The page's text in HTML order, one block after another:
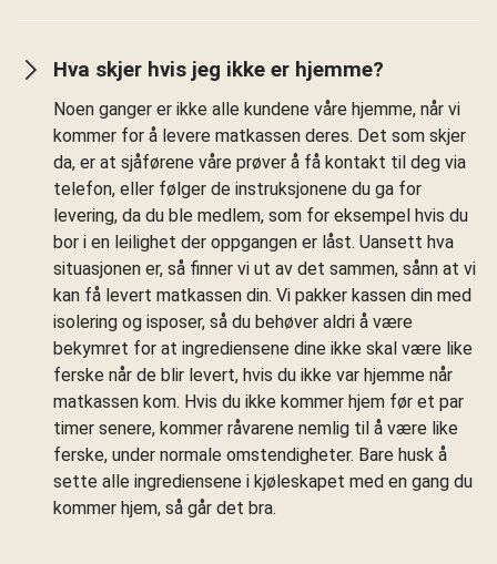
Hva skjer hvis jeg ikke er hjemme?
Noen ganger er ikke alle kundene våre hjemme, når vi
kommer for å levere matkassen deres. Det som skjer
da, er at sjåførene våre prøver å få kontakt til deg via
telefon, eller følger de instruksjonene du ga for
levering, da du ble medlem, som for eksempel hvis du
bor i en leilighet der oppgangen er låst. Uansett hva
situasjonen er, så finner vi ut av det sammen, sånn at vi
kan få levert matkassen din. Vi pakker kassen din med
isolering og isposer, så du behøver aldri å være
bekymret for at ingrediensene dine ikke skal være like
ferske når de blir levert, hvis du ikke var hjemme når
matkassen kom. Hvis du ikke kommer hjem før et par
timer senere, kommer råvarene nemlig til å være like
ferske, under normale omstendigheter. Bare husk å
sette alle ingrediensene i kjøleskapet med en gang du
kommer hjem, så går det bra.